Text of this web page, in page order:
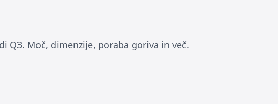
Q3. Moč, dimenzije, poraba goriva in več.